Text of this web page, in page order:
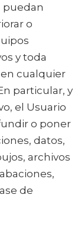
puedan
o
y toda
cualquier
particular, y
el Usuario
o poner
datos,
archivos
de